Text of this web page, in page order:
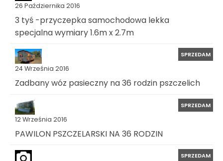
26 Października 2016
3 tyś -przyczepka samochodowa lekka
specjalna wymiary 1.6m x 2.7m
24 Września 2016
SPRZEDAM
Zadbany wóz pasieczny na 36 rodzin pszczelich
12 Września 2016
SPRZEDAM
PAWILON PSZCZELARSKI NA 36 RODZIN
SPRZEDAM